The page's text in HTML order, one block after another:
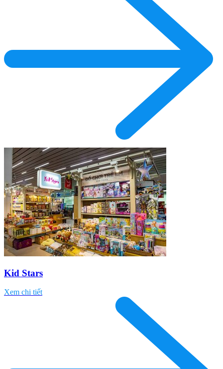
Kid Stars
Xem chi tiết